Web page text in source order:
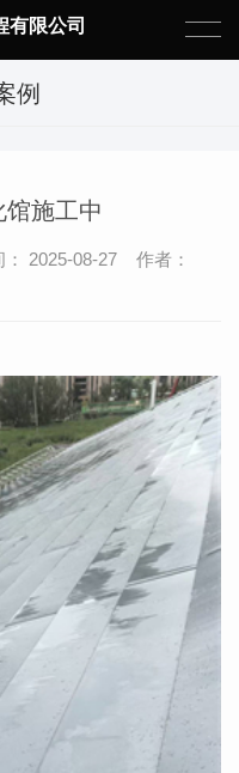
有限公司
例
施工中
2025-08-27 作者：